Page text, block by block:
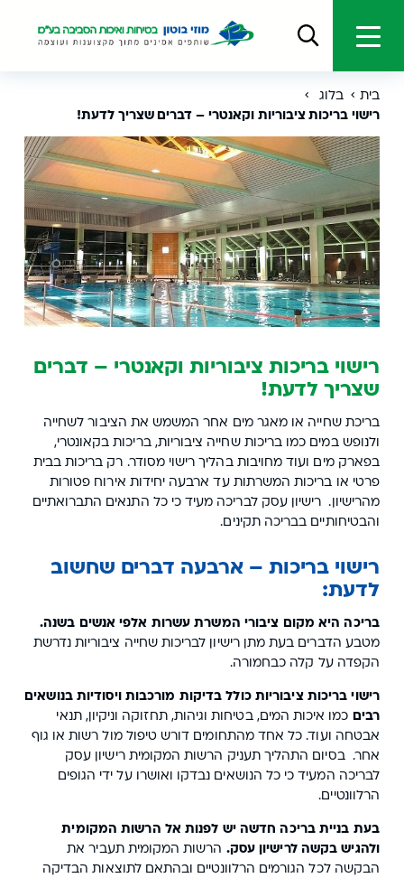
בית
בלוג
רישוי בריכות ציבוריות וקאנטרי – דברים שצריך לדעת!
רישוי בריכות ציבוריות וקאנטרי – דברים
שצריך לדעת!
בריכת שחייה או מאגר מים אחר המשמש את הציבור לשחייה
ולנופש במים כמו בריכות שחייה ציבוריות, בריכות בקאונטרי,
בפארק מים ועוד מחויבות בהליך רישוי מסודר. רק בריכות בבית
פרטי או בריכות המשרתות עד ארבעה יחידות אירוח פטורות
מהרישיון. רישיון עסק לבריכה מעיד כי כל התנאים התברואתיים
והבטיחותיים בבריכה תקינים.
רישוי בריכות – ארבעה דברים שחשוב
לדעת:
בריכה היא מקום ציבורי המשרת עשרות אלפי אנשים בשנה.
מטבע הדברים בעת מתן רישיון לבריכות שחייה ציבוריות נדרשת
הקפדה על קלה כבחמורה.
רישוי בריכות ציבוריות כולל בדיקות מורכבות ויסודיות בנושאים
רבים כמו איכות המים, בטיחות וגיהות, תחזוקה וניקיון, תנאי
אבטחה ועוד. כל אחד מהתחומים דורש טיפול מול רשות או גוף
אחר. בסיום התהליך תעניק הרשות המקומית רישיון עסק
לבריכה המעיד כי כל הנושאים נבדקו ואושרו על ידי הגופים
הרלוונטיים.
בעת בניית בריכה חדשה יש לפנות אל הרשות המקומית
ולהגיש בקשה לרישיון עסק. הרשות המקומית תעביר את
הבקשה לכל הגורמים הרלוונטיים ובהתאם לתוצאות הבדיקה